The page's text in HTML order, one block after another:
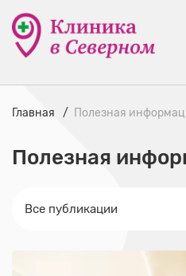
Главная Полезная
Полезная